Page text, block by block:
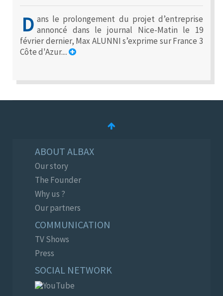
D ans le prolongement du projet d’entreprise
annoncé dans le journal Nice-Matin le 19
février dernier, Max ALUNNI s’exprime sur France 3
Côte d'Azur....
ABOUT ALBAX
Our story
The Founder
Why us ?
Our partners
COMMUNICATION
TV Shows
Press
SOCIAL NETWORK